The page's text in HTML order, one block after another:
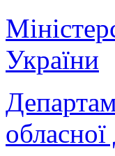
України
обласної